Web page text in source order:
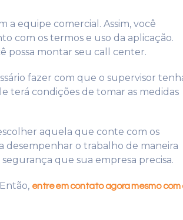
equipe comercial. Assim, você
com os termos e uso da aplicação.
possa montar seu call center.
fazer com que o supervisor
terá condições de tomar as medidas
aquela que conte com os
desempenhar o trabalho de maneira
que sua empresa precisa.
entre em contato agora mesmo com